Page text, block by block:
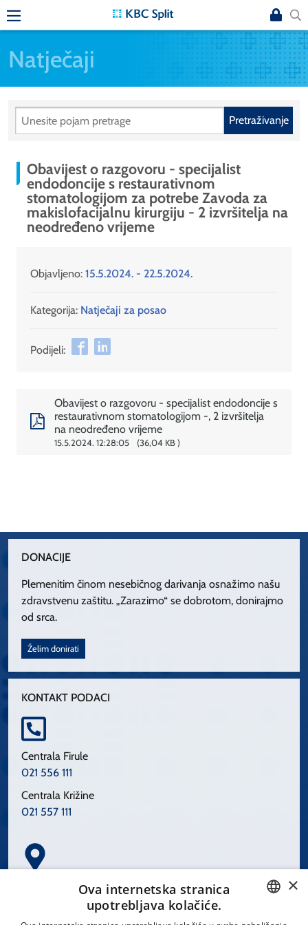
Natječaji
Pretraživanje
Obavijest o razgovoru - specijalist
endodoncije s restaurativnom
stomatologijom za potrebe Zavoda za
makislofacijalnu kirurgiju - 2 izvršitelja na
neodređeno vrijeme
Objavljeno: 15.5.2024. - 22.5.2024.
Kategorija: Natječaji za posao
Podijeli:
Obavijest o razgovoru - specijalist endodoncije s
restaurativnom stomatologijom -, 2 izvršitelja
na neodređeno vrijeme
15.5.2024. 12:28:05 36,04 KB
DONACIJE
Plemenitim činom nesebičnog darivanja osnažimo našu
zdravstvenu zaštitu. „Zarazimo“ se dobrotom, donirajmo
od srca.
Želim donirati
KONTAKT PODACI
Centrala Firule
021 556 111
Centrala Križine
021 557 111
Spinčićeva 1, 21000 Split
CROATIAN
×
Ova internetska stranica
upotrebljava kolačiće.